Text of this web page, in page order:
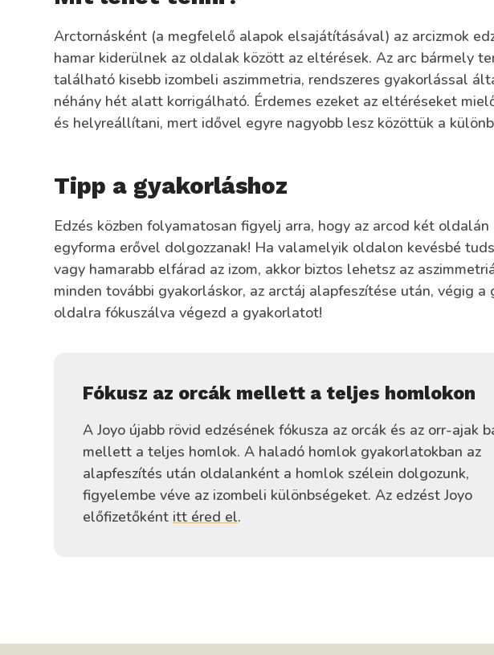
Arctornásként (a megfelelő alapok elsajátításával) az arcizmok
hamar kiderülnek az oldalak között az eltérések. Az arc bármely
található kisebb izombeli aszimmetria, rendszeres gyakorlással
néhány hét alatt korrigálható. Érdemes ezeket az eltéréseket
és helyreállítani, mert idővel egyre nagyobb lesz közöttük a
Tipp a gyakorláshoz
Edzés közben folyamatosan figyelj arra, hogy az arcod két oldalán
egyforma erővel dolgozzanak! Ha valamelyik oldalon kevésbé
vagy hamarabb elfárad az izom, akkor biztos lehetsz az
minden további gyakorláskor, az arctáj alapfeszítése után, végig a
oldalra fókuszálva végezd a gyakorlatot!
Fókusz az orcák mellett a teljes homlokon
A Joyo újabb rövid edzésének fókusza az orcák és az orr-ajak
mellett a teljes homlok. A haladó homlok gyakorlatokban az
alapfeszítés után oldalanként a homlok szélein dolgozunk,
figyelembe véve az izombeli különbségeket. Az edzést Joyo
előfizetőként itt éred el.